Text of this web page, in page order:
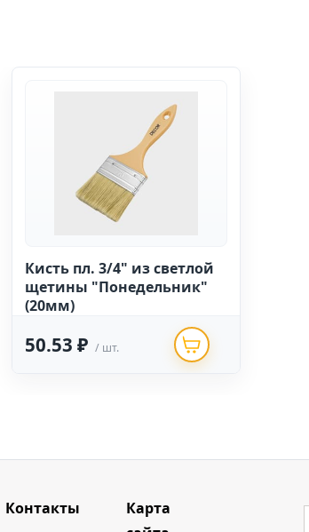
Кисть пл. 3/4" из светлой
щетины "Понедельник"
(20мм)
50.53 ₽ / шт.
Контакты
Карта